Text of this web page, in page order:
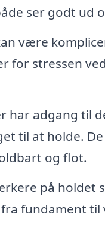
ser godt ud
være
for stressen
har adgang til
til at holde.
og flot.
på holdet
fundament